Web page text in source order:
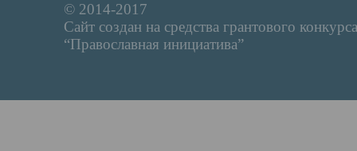
© 2014-2017
Сайт создан на средства грантового конкурса
“Православная инициатива”